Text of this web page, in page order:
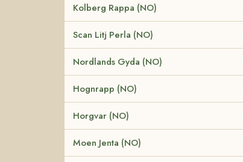
Kolberg Rappa (NO)
Scan Litj Perla (NO)
Nordlands Gyda (NO)
Hognrapp (NO)
Horgvar (NO)
Moen Jenta (NO)